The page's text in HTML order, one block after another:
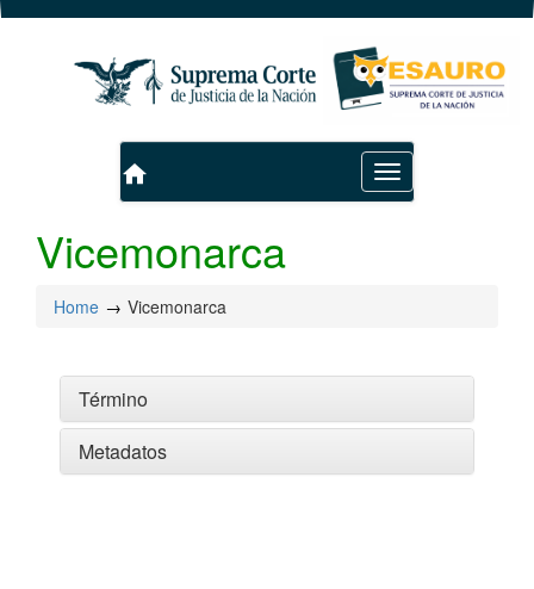
Toggle
navigation
home
Vicemonarca
Home Vicemonarca
Término
Metadatos